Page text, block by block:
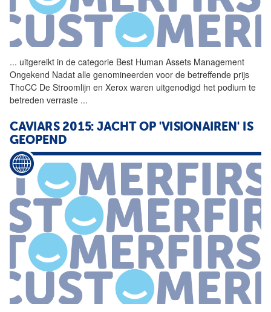
... uitgereikt in de categorie Best Human Assets Management
Ongekend Nadat alle genomineerden voor de betreffende prijs
ThoCC De Stroomlijn en Xerox waren uitgenodigd het podium te
betreden verraste ...
CAVIARS 2015: JACHT OP 'VISIONAIREN' IS
GEOPEND